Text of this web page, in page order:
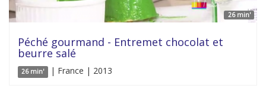
26 min'
Péché gourmand - Entremet chocolat et
beurre salé
26 min' | France | 2013